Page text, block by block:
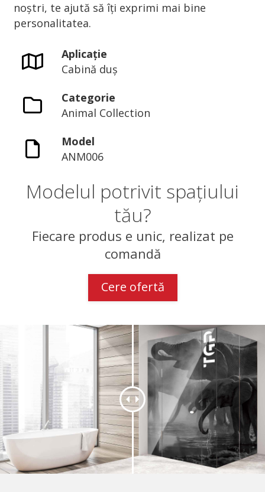
noștri, te ajută să îți exprimi mai bine
personalitatea.
Aplicație
Cabină duș
Categorie
Animal Collection
Model
ANM006
Modelul potrivit spațiului
tău?
Fiecare produs e unic, realizat pe
comandă
Cere ofertă